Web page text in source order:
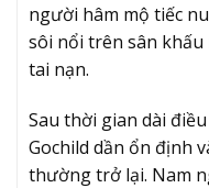
người hâm mộ tiếc
sôi nổi trên sân
tai nạn.
Sau thời gian dài
Gochild dần ổn định
thường trở lại. Nam